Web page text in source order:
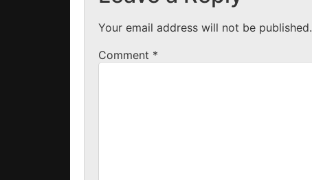
Your email address will not be published.
Comment *